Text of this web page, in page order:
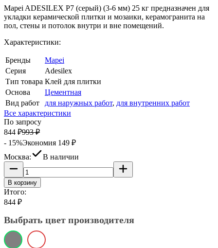
Mapei ADESILEX P7 (серый) (3-6 мм) 25 кг предназначен для
укладки керамической плитки и мозаики, керамогранита на
пол, стены и потолок внутри и вне помещений.
Характеристики:
Бренды
Mapei
Серия
Adesilex
Тип товара Клей для плитки
Основа
Цементная
Вид работ
для наружных работ, для внутренних работ
Все характеристики
По запросу
844 ₽993 ₽
- 15%Экономия 149 ₽
Москва:
В наличии
В корзину
Итого:
844 ₽
Выбрать цвет производителя